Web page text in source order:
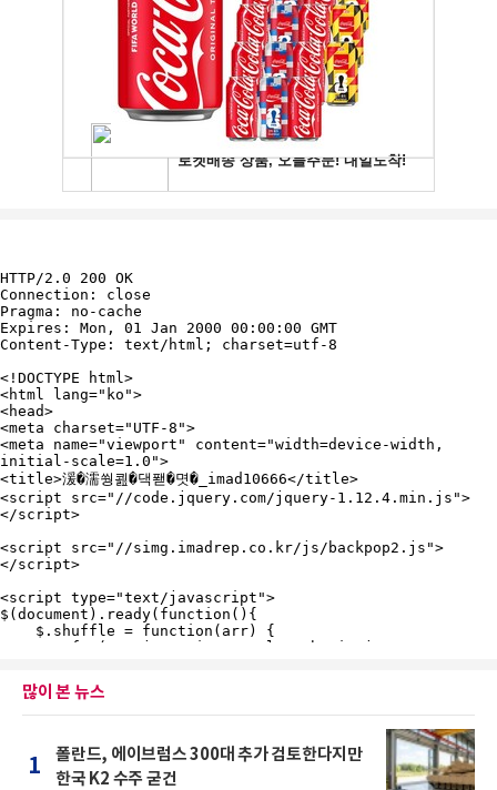
많이 본 뉴스
1
폴란드, 에이브럼스 300대 추가 검토한다지만
한국 K2 수주 굳건